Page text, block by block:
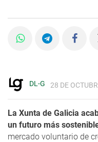
DL-G 28 DE
La Xunta de Galicia
un futuro más
mercado voluntario de